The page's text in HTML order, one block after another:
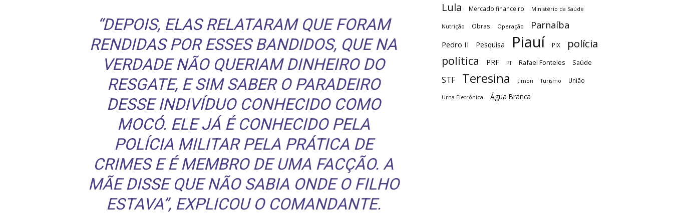
“DEPOIS, ELAS RELATARAM QUE FORAM
RENDIDAS POR ESSES BANDIDOS, QUE NA
VERDADE NÃO QUERIAM DINHEIRO DO
RESGATE, E SIM SABER O PARADEIRO
DESSE INDIVÍDUO CONHECIDO COMO
MOCÓ. ELE JÁ É CONHECIDO PELA
POLÍCIA MILITAR PELA PRÁTICA DE
CRIMES E É MEMBRO DE UMA FACÇÃO. A
MÃE DISSE QUE NÃO SABIA ONDE O FILHO
ESTAVA”, EXPLICOU O COMANDANTE.
Lula Mercado financeiro Ministério da Saúde
Nutrição Obras Operação Parnaíba
Pedro II Pesquisa Piauí PIX polícia
política PRF PT Rafael Fonteles Saúde
STF Teresina timon Turismo União
Urna Eletrônica Água Branca